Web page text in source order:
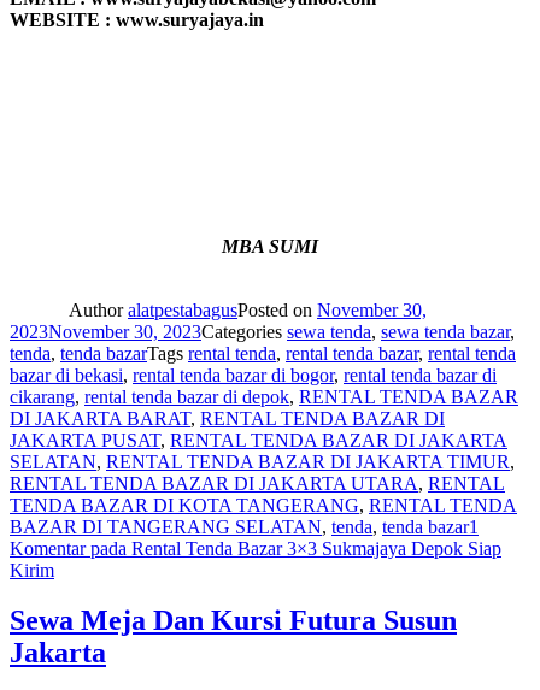
WEBSITE : www.suryajaya.in
MBA SUMI
AuthoralatpestabagusPosted on November 30,
2023November 30, 2023Categories sewa tenda, sewa tenda bazar,
tenda, tenda bazarTags rental tenda, rental tenda bazar, rental tenda
bazar di bekasi, rental tenda bazar di bogor, rental tenda bazar di
cikarang, rental tenda bazar di depok, RENTAL TENDA BAZAR
DI JAKARTA BARAT, RENTAL TENDA BAZAR DI
JAKARTA PUSAT, RENTAL TENDA BAZAR DI JAKARTA
SELATAN, RENTAL TENDA BAZAR DI JAKARTA TIMUR,
RENTAL TENDA BAZAR DI JAKARTA UTARA, RENTAL
TENDA BAZAR DI KOTA TANGERANG, RENTAL TENDA
BAZAR DI TANGERANG SELATAN, tenda, tenda bazar1
Komentarpada Rental Tenda Bazar 3×3 Sukmajaya Depok Siap
Kirim
Sewa Meja Dan Kursi Futura Susun
Jakarta